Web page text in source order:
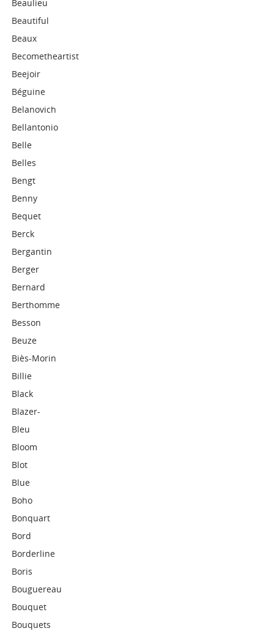
Beaulieu
Beautiful
Beaux
Becometheartist
Beejoir
Béguine
Belanovich
Bellantonio
Belle
Belles
Bengt
Benny
Bequet
Berck
Bergantin
Berger
Bernard
Berthomme
Besson
Beuze
Biès-Morin
Billie
Black
Blazer-
Bleu
Bloom
Blot
Blue
Boho
Bonquart
Bord
Borderline
Boris
Bouguereau
Bouquet
Bouquets